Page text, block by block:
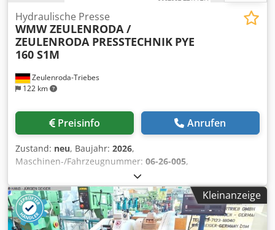
Zeulenroda-Triebes
122 km
Hydraulische Presse
WMW ZEULENRODA /
ZEULENRODA PRESSTECHNIK PYE
160 S1M
Preisinfo Anrufen
Zustand: neu, Baujahr: 2026,
Maschinen-/Fahrzeugnummer: 06-26-005,
voll funktionsfähig
(23,11 PS), Eingangsspannung:400 V, Art des
Eingangsstroms:Drehstrom, Presskraft:160 t, Hub:500
mm, Betriebsgeschwindigkeit:200 mm/s,
Rücklaufgeschwindigkeit:125 mm/s, Tischbreite:900 mm
Kleinanzeige